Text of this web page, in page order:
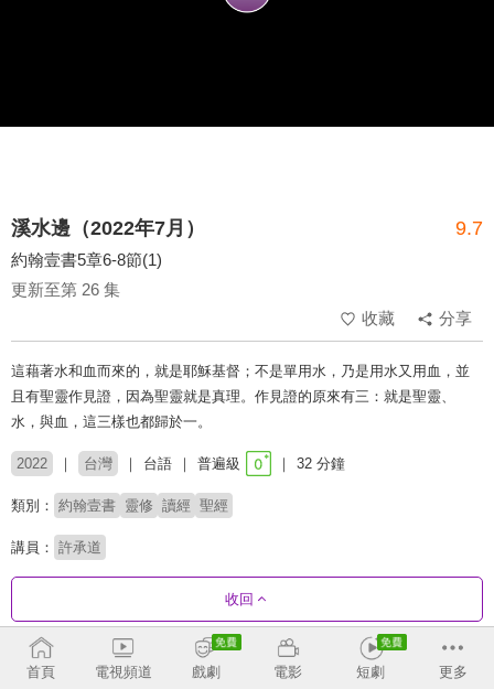
溪水邊（2022年7月） 9.7
約翰壹書5章6-8節(1)
更新至第 26 集
收藏
分享
這藉著水和血而來的，就是耶穌基督；不是單用水，乃是用水又用血，並
且有聖靈作見證，因為聖靈就是真理。作見證的原來有三：就是聖靈、
水，與血，這三樣也都歸於一。
2022 台灣 台語 普遍級 32 分鐘
類別： 約翰壹書 靈修 讀經 聖經
講員： 許承道
收回
劇集列表 反序
首頁 電視頻道 戲劇 電影 短劇 更多